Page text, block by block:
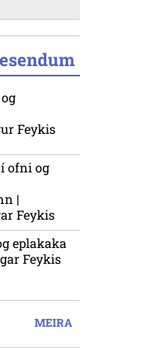
Feykis
ofni og
|
Feykis
eplakaka
Feykis
MEIRA